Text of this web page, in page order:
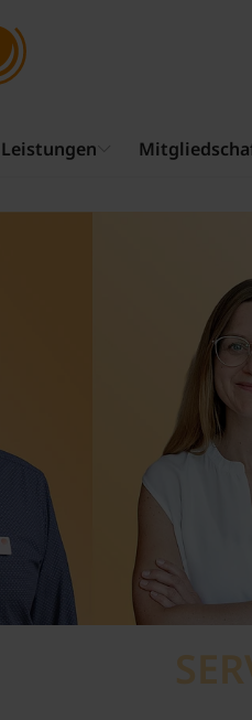
Leistungen